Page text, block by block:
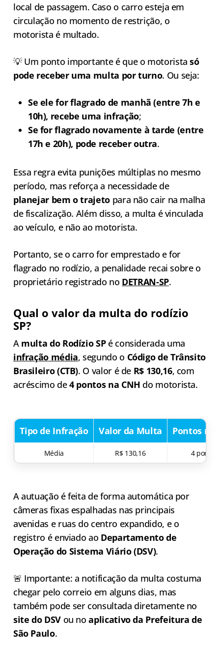
local de passagem. Caso o carro esteja em
circulação no momento de restrição, o
motorista é multado.
💡 Um ponto importante é que o motoristasó
pode receber uma multa por turno. Ou seja:
Se ele for flagrado de manhã (entre 7h e
10h), recebe uma infração;
Se for flagrado novamente à tarde (entre
17h e 20h), pode receber outra.
Essa regra evita punições múltiplas no mesmo
período, mas reforça a necessidade de
planejar bem o trajetopara não cair na malha
de fiscalização. Além disso, a multa é vinculada
ao veículo, e não ao motorista.
Portanto, se o carro for emprestado e for
flagrado no rodízio, a penalidade recai sobre o
proprietário registrado no DETRAN-SP.
Qual o valor da multa do rodízio
SP?
A multa do Rodízio SPé considerada uma
infração média, segundo o Código de Trânsito
Brasileiro (CTB). O valor é de R$ 130,16, com
acréscimo de4 pontos na CNH do motorista.
Tipo de Infração Valor da Multa Pontos na
Média R$ 130,16 4 pontos
A autuação é feita de forma automática por
câmeras fixas espalhadas nas principais
avenidas e ruas do centro expandido, e o
registro é enviado ao Departamento de
Operação do Sistema Viário (DSV).
🚨 Importante: a notificação da multa costuma
chegar pelo correio em alguns dias, mas
também pode ser consultada diretamente no
site do DSVou noaplicativo da Prefeitura de
São Paulo.